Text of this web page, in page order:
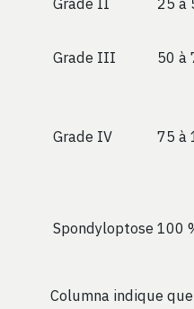
Grade III 50 à
Grade IV 75 à
Spondyloptose 100
Columna indique